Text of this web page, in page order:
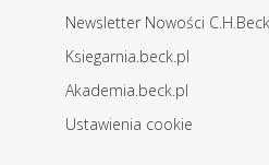
Newsletter Nowości C.H.Beck
Ksiegarnia.beck.pl
Akademia.beck.pl
Ustawienia cookie